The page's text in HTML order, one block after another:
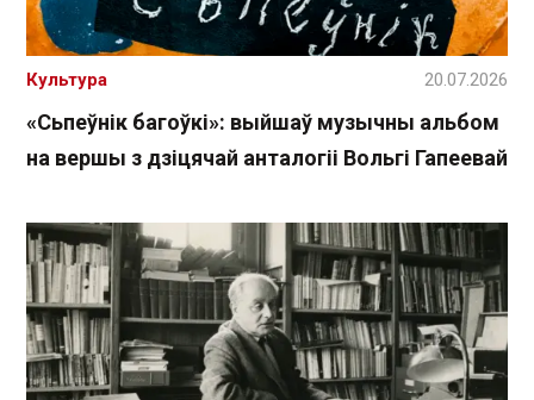
«Сьпеўнік багоўкі»: выйшаў музычны альбом
на вершы з дзіцячай анталогіі Вольгі Гапеевай
Культура 20.07.2026